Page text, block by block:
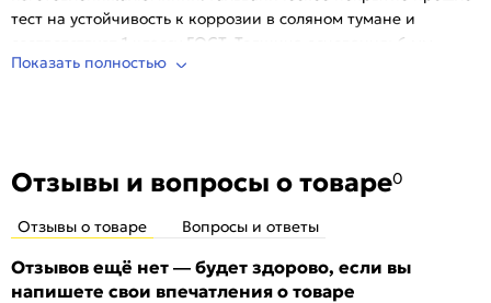
тест на устойчивость к коррозии в соляном тумане и
соответствует 1 классу ГОСТ. Толщина основания: 6 мм.
Показать полностью
Отзывы и вопросы о товаре0
Отзывы о товаре Вопросы и ответы
Отзывов ещё нет — будет здорово, если вы
напишете свои впечатления о товаре